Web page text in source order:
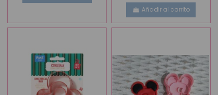
Añadir al carrito